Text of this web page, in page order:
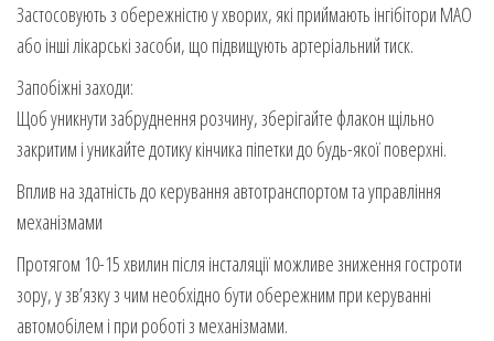
Застосовують з обережністю у хворих, які приймають інгібітори МАО
або інші лікарські засоби, що підвищують артеріальний тиск.
Запобіжні заходи:
Щоб уникнути забруднення розчину, зберігайте флакон щільно
закритим і уникайте дотику кінчика піпетки до будь-якої поверхні.
Вплив на здатність до керування автотранспортом та управління
механізмами
Протягом 10-15 хвилин після інсталяції можливе зниження гостроти
зору, у зв’язку з чим необхідно бути обережним при керуванні
автомобілем і при роботі з механізмами.